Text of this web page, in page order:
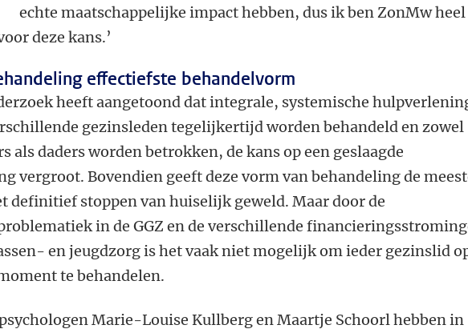
echte maatschappelijke impact hebben, dus ik ben ZonMw heel
deze kans.’
effectiefste behandelvorm
heeft aangetoond dat integrale, systemische
gezinsleden tegelijkertijd worden behandeld en zowel
als daders worden betrokken, de kans op een geslaagde
vergroot. Bovendien geeft deze vorm van behandeling de
definitief stoppen van huiselijk geweld. Maar door de
in de GGZ en de verschillende
en jeugdzorg is het vaak niet mogelijk om ieder gezinslid
te behandelen.
Marie-Louise Kullberg en Maartje Schoorl hebben in